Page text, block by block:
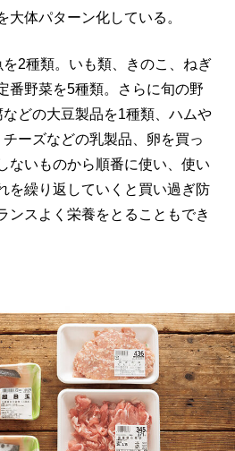
大体パターン化している。
を2種類。いも類、きのこ、ねぎ
番野菜を5種類。さらに旬の野
どの大豆製品を1種類、ハムや
ーズなどの乳製品、卵を買っ
ないものから順番に使い、使い
を繰り返していくと買い過ぎ防
ンスよく栄養をとることもでき